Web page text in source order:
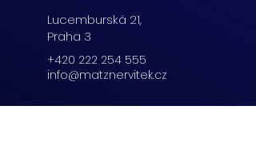
Lucemburská 21,
Praha 3
+420 222 254 555
info@matznervitek.cz